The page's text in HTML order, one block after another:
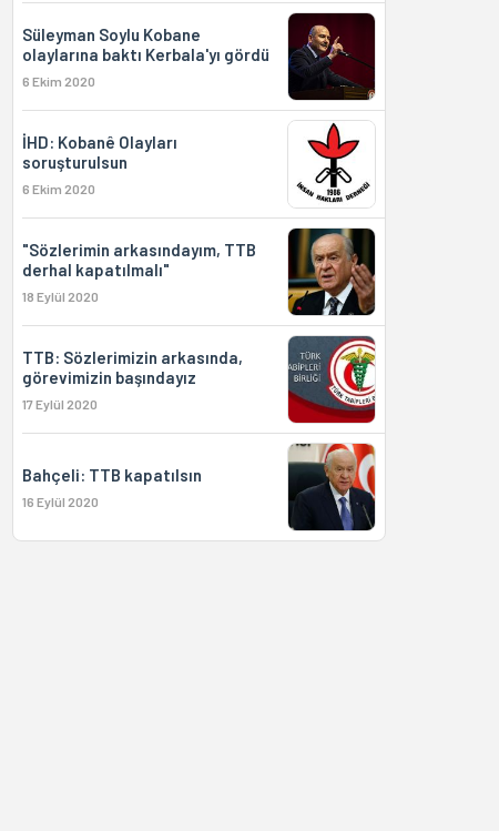
Süleyman Soylu Kobane
olaylarına baktı Kerbala'yı gördü
6 Ekim 2020
İHD: Kobanê Olayları
soruşturulsun
6 Ekim 2020
"Sözlerimin arkasındayım, TTB
derhal kapatılmalı"
18 Eylül 2020
TTB: Sözlerimizin arkasında,
görevimizin başındayız
17 Eylül 2020
Bahçeli: TTB kapatılsın
16 Eylül 2020